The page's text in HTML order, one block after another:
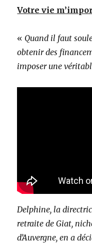
Votre vie
« Quand il faut
obtenir des
imposer une
Delphine, la
retraite de Giat,
d’Auvergne, en a